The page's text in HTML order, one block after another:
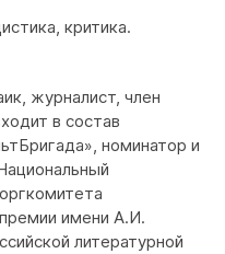
критика.
журналист, член
в состав
номинатор и
имени А.И.
литературной